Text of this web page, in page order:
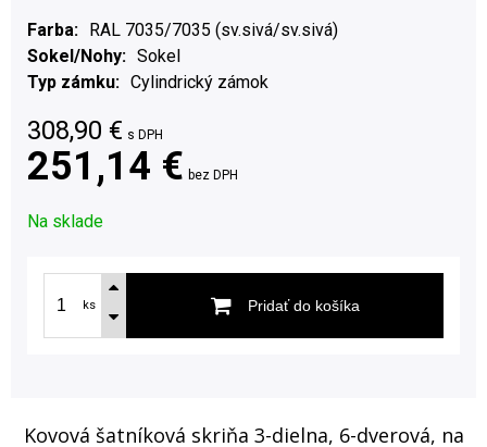
Farba
RAL 7035/7035 (sv.sivá/sv.sivá)
Sokel/Nohy
Sokel
Typ zámku
Cylindrický zámok
308,90 € s DPH
251,14 € bez DPH
Na sklade
ks Pridať do košíka
Kovová šatníková skriňa 3-dielna, 6-dverová, na